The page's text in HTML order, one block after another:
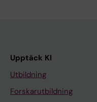
Upptäck KI
Utbildning
Forskarutbildning